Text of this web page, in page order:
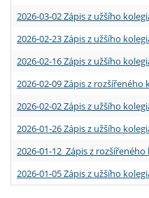
2026-03-02 Zápis z užšího
2026-02-23 Zápis z užšího
2026-02-16 Zápis z užšího
2026-02-09 Zápis z rozšířeného
2026-02-02 Zápis z užšího
2026-01-26 Zápis z užšího
2026-01-12 Zápis z
2026-01-05 Zápis z užšího